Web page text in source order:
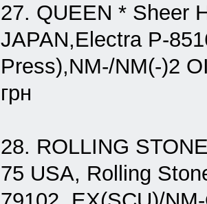
27. QUEEN * Sheer
JAPAN,Electra P-
Press),NM-/NM(-)2
грн
28. ROLLING
75 USA, Rolling